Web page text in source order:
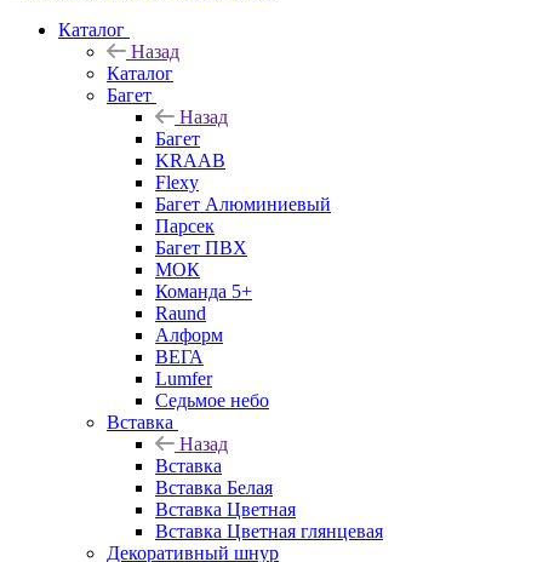
Каталог
Назад
Каталог
Багет
Назад
Багет
KRAAB
Flexy
Багет Алюминиевый
Парсек
Багет ПВХ
МОК
Команда 5+
Raund
Алформ
ВЕГА
Lumfer
Седьмое небо
Вставка
Назад
Вставка
Вставка Белая
Вставка Цветная
Вставка Цветная глянцевая
Декоративный шнур